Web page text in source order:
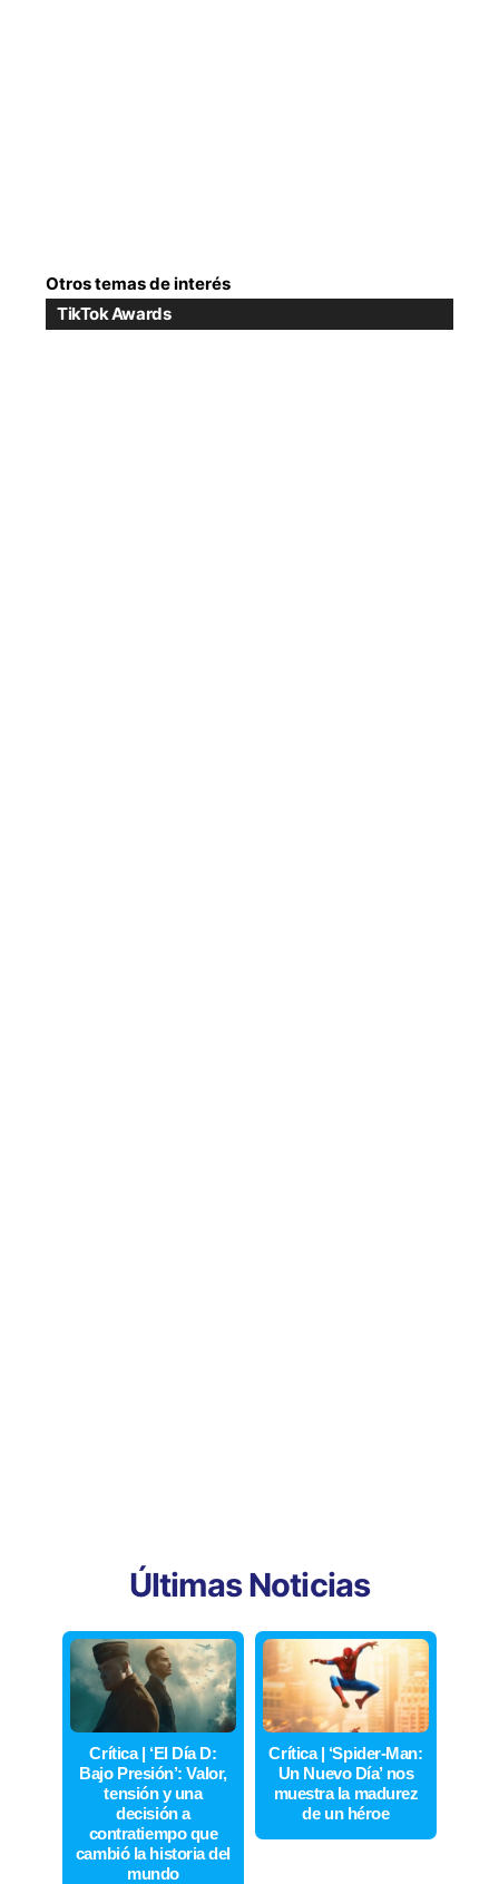
Otros temas de interés
TikTok Awards
Últimas Noticias
Crítica | ‘El Día D:
Bajo Presión’: Valor,
tensión y una
decisión a
contratiempo que
cambió la historia del
mundo
Crítica | ‘Spider-Man:
Un Nuevo Día’ nos
muestra la madurez
de un héroe